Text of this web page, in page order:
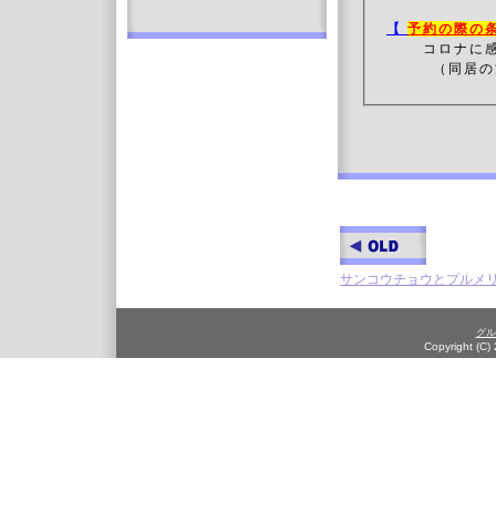
【 予約の際の
コロナに
（同居の方
サンコウチョウとプルメ
グ
Copyright (C)